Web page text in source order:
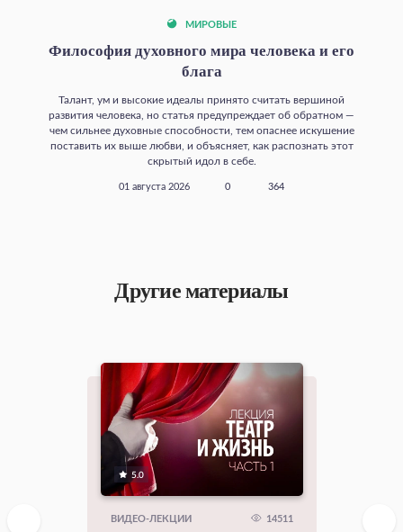
МИРОВЫЕ
Философия духовного мира человека и его
блага
Талант, ум и высокие идеалы принято считать вершиной
развития человека, но статья предупреждает об обратном —
чем сильнее духовные способности, тем опаснее искушение
поставить их выше любви, и объясняет, как распознать этот
скрытый идол в себе.
01 августа 2026 0 364
Другие материалы
5.0
ВИДЕО-ЛЕКЦИИ 14511